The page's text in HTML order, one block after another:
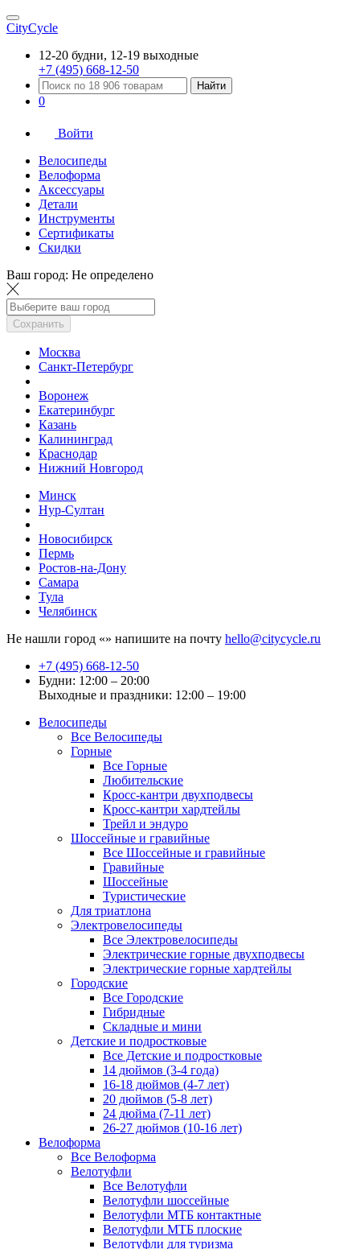
CityCycle
12-20 будни, 12-19 выходные
+7 (495) 668-12-50
Найти
0
Войти
Велосипеды
Велоформа
Аксессуары
Детали
Инструменты
Сертификаты
Скидки
Ваш город: Не определено
Сохранить
Москва
Санкт-Петербург
Воронеж
Екатеринбург
Казань
Калининград
Краснодар
Нижний Новгород
Минск
Нур-Султан
Новосибирск
Пермь
Ростов-на-Дону
Самара
Тула
Челябинск
Не нашли город «» напишите на почту hello@citycycle.ru
+7 (495) 668-12-50
Будни: 12:00 – 20:00
Выходные и праздники: 12:00 – 19:00
Велосипеды
Все Велосипеды
Горные
Все Горные
Любительские
Кросс-кантри двухподвесы
Кросс-кантри хардтейлы
Трейл и эндуро
Шоссейные и гравийные
Все Шоссейные и гравийные
Гравийные
Шоссейные
Туристические
Для триатлона
Электровелосипеды
Все Электровелосипеды
Электрические горные двухподвесы
Электрические горные хардтейлы
Городские
Все Городские
Гибридные
Складные и мини
Детские и подростковые
Все Детские и подростковые
14 дюймов (3-4 года)
16-18 дюймов (4-7 лет)
20 дюймов (5-8 лет)
24 дюйма (7-11 лет)
26-27 дюймов (10-16 лет)
Велоформа
Все Велоформа
Велотуфли
Все Велотуфли
Велотуфли шоссейные
Велотуфли МТБ контактные
Велотуфли МТБ плоские
Велотуфли для туризма